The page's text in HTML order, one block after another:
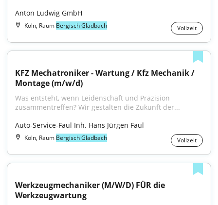
Anton Ludwig GmbH
Köln, Raum Bergisch Gladbach Vollzeit
KFZ Mechatroniker - Wartung / Kfz Mechanik /
Montage (m/w/d)
Was entsteht, wenn Leidenschaft und Präzision
zusammentreffen? Wir gestalten die Zukunft der...
Auto-Service-Faul Inh. Hans Jürgen Faul
Köln, Raum Bergisch Gladbach Vollzeit
Werkzeugmechaniker (M/W/D) FÜR die
Werkzeugwartung